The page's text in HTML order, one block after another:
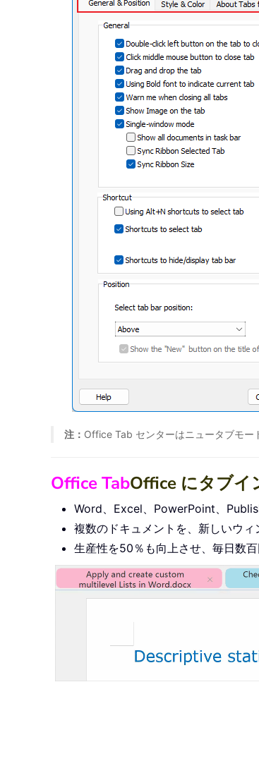
注： Office Tab センターはニュータブモー
Office TabOffice にタブイ
Word、Excel、PowerPoint、
複数のドキュメントを、新しいウ
生産性を50％も向上させ、毎日数